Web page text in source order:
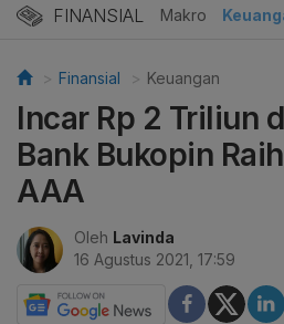
FINANSIAL Makro
Finansial Keuangan
Incar Rp 2 Triliun
Bank Bukopin
AAA
Oleh Lavinda
16 Agustus 2021, 17:59